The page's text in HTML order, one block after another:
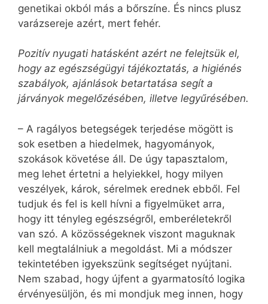
genetikai okból más a bőrszíne. És nincs plusz
varázsereje azért, mert fehér.
Pozitív nyugati hatásként azért ne felejtsük el,
hogy az egészségügyi tájékoztatás, a higiénés
szabályok, ajánlások betartatása segít a
járványok megelőzésében, illetve legyűrésében.
– A ragályos betegségek terjedése mögött is
sok esetben a hiedelmek, hagyományok,
szokások követése áll. De úgy tapasztalom,
meg lehet értetni a helyiekkel, hogy milyen
veszélyek, károk, sérelmek erednek ebből. Fel
tudjuk és fel is kell hívni a figyelmüket arra,
hogy itt tényleg egész­ségről, emberéletekről
van szó. A közösségeknek viszont maguknak
kell megtalálniuk a megoldást. Mi a módszer
tekintetében igyekszünk segítséget nyújtani.
Nem szabad, hogy újfent a gyarmatosító logika
érvényesüljön, és mi mondjuk meg innen, hogy